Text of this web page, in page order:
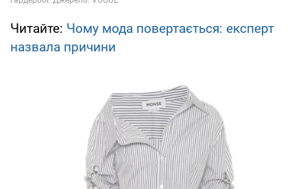
Читайте: Чому мода повертається: експерт
назвала причини